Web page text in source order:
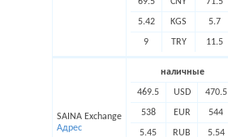
5.42 KGS 5.7
9 TRY 11.5
SAINA Exchange
Адрес
наличные
469.5 USD 470.5
538 EUR 544
5.45 RUB 5.54